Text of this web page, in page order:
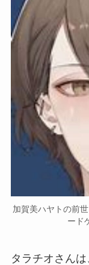
加賀美ハヤトの前
ード
タラチオさんは